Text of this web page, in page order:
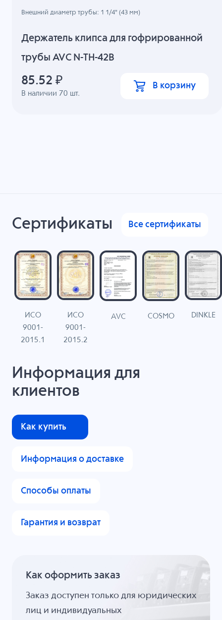
Держатель клипса для гофрированной
трубы AVC N-TH-42B
В наличии 70 шт.
Внешний диаметр трубы: 1 1/4" (43 мм)
85.52 ₽ В корзину
Сертификаты Все сертификаты
ИСО
9001-
2015.1
ИСО
9001-
2015.2
AVC COSMO DINKLE
Информация для
клиентов
Как купить
Информация о доставке
Способы оплаты
Гарантия и возврат
Как оформить заказ
Заказ доступен только для юридических
лиц и индивидуальных